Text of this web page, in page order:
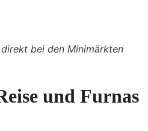
bei den Minimärkten
und Furnas